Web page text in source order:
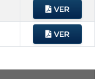
VER
VER